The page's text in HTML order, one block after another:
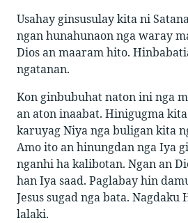
Usahay ginsusulay kita ni
ngan hunahunaon nga waray
Dios an maaram hito.
ngatanan.
Kon ginbubuhat naton ini nga
an aton inaabat. Hinigugma
karuyag Niya nga buligan kita
Amo ito an hinungdan nga Iya
nganhi ha kalibotan. Ngan an
han Iya saad. Paglabay hin
Jesus sugad nga bata. Nagdaku
lalaki.